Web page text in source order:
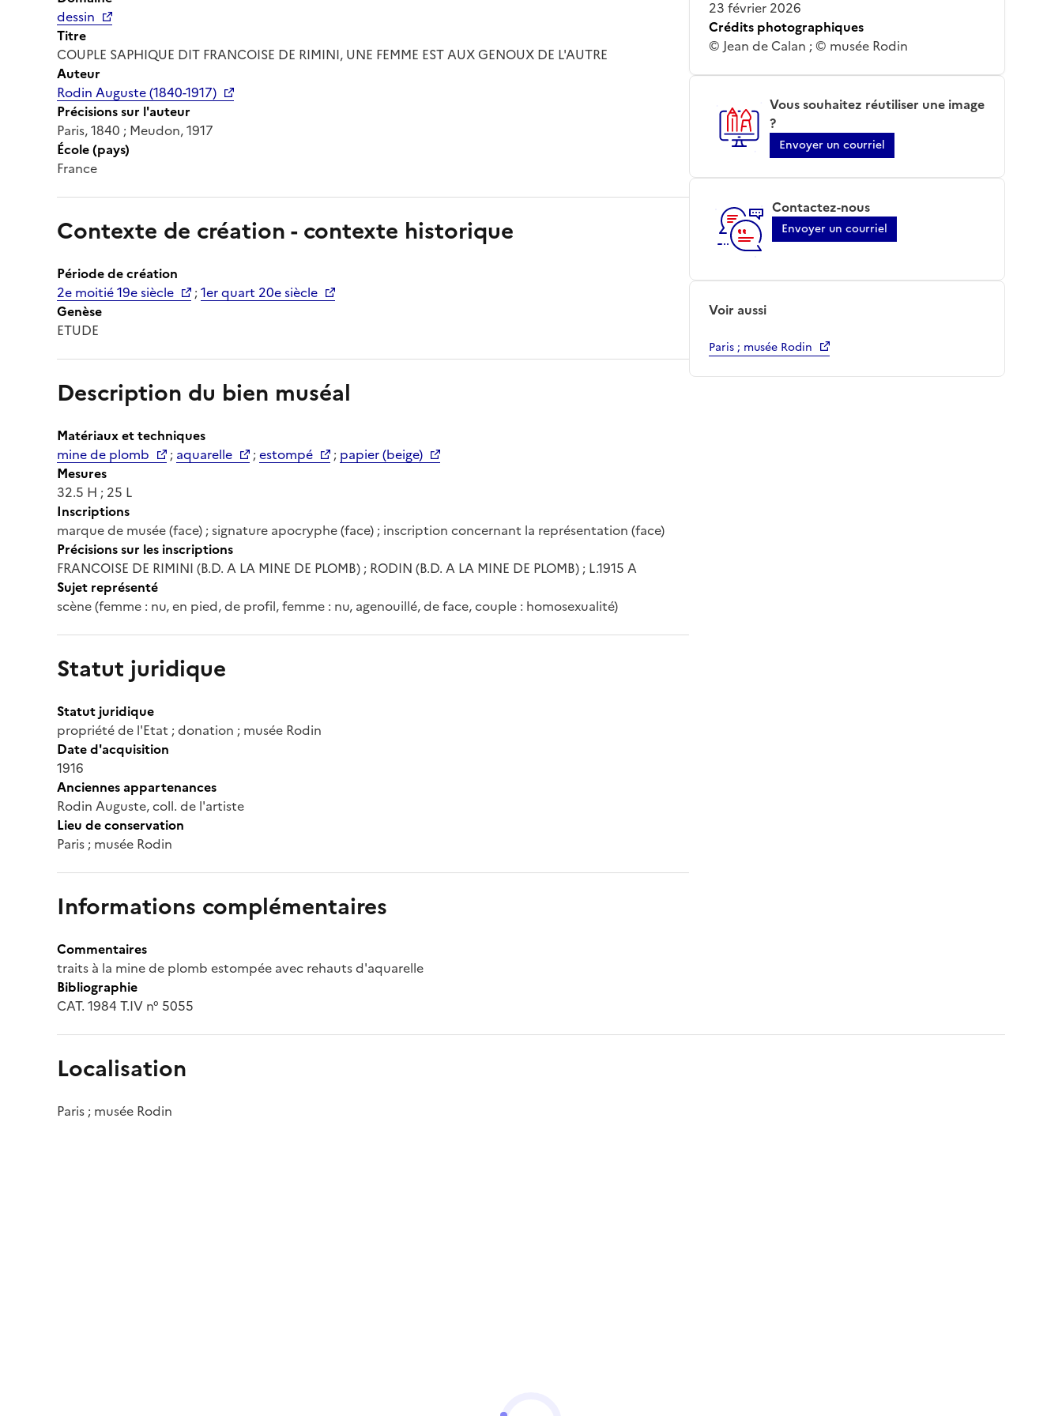
dessin
Titre
COUPLE SAPHIQUE DIT FRANCOISE DE RIMINI, UNE FEMME EST AUX GENOUX DE L'AUTRE
Auteur
Rodin Auguste (1840-1917)
Précisions sur l'auteur
Paris, 1840 ; Meudon, 1917
École (pays)
France
Contexte de création - contexte historique
Période de création
2e moitié 19e siècle
;1er quart 20e siècle
Genèse
ETUDE
Description du bien muséal
Matériaux et techniques
mine de plomb
; aquarelle ;estompé ; papier (beige)
Mesures
32.5 H ; 25 L
Inscriptions
marque de musée (face) ; signature apocryphe (face) ; inscription concernant la représentation (face)
Précisions sur les inscriptions
FRANCOISE DE RIMINI (B.D. A LA MINE DE PLOMB) ; RODIN (B.D. A LA MINE DE PLOMB) ; L.1915 A
Sujet représenté
scène (femme : nu, en pied, de profil, femme : nu, agenouillé, de face, couple : homosexualité)
Statut juridique
Statut juridique
propriété de l'Etat ; donation ; musée Rodin
Date d'acquisition
1916
Anciennes appartenances
Rodin Auguste, coll. de l'artiste
Lieu de conservation
Paris ; musée Rodin
Informations complémentaires
Commentaires
traits à la mine de plomb estompée avec rehauts d'aquarelle
Bibliographie
CAT. 1984 T.IV n° 5055
23 février 2026
Crédits photographiques
© Jean de Calan ; © musée Rodin
Vous souhaitez réutiliser une image
?
Envoyer un courriel
Contactez-nous
Envoyer un courriel
Voir aussi
Paris ; musée Rodin
Localisation
Paris ; musée Rodin